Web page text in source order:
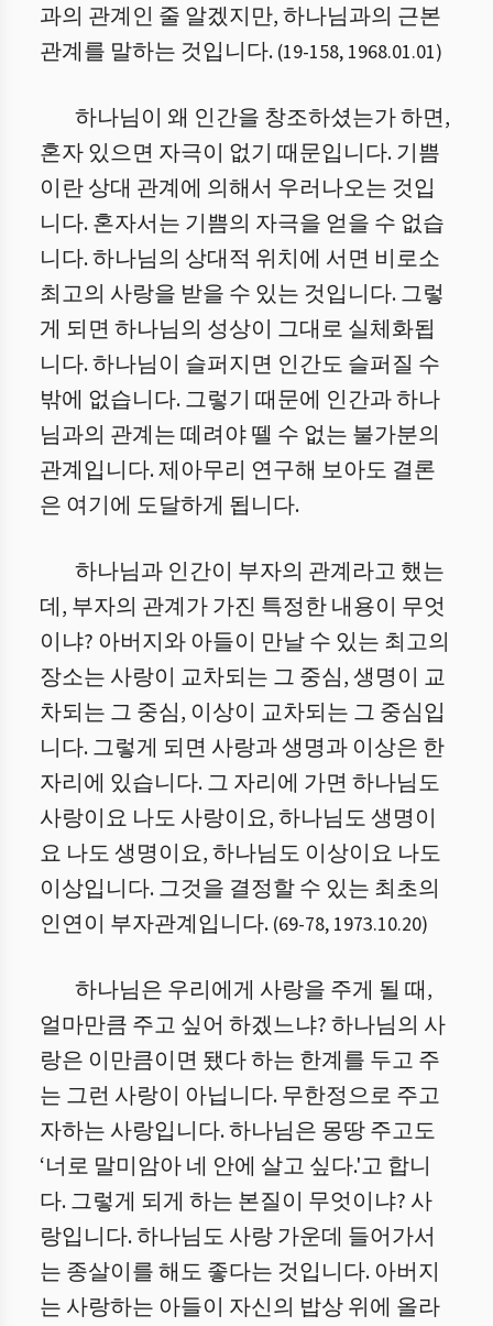
과의 관계인 줄 알겠지만, 하나님과의 근본
관계를 말하는 것입니다. (19-158, 1968.01.01)
하나님이 왜 인간을 창조하셨는가 하면,
혼자 있으면 자극이 없기 때문입니다. 기쁨
이란 상대 관계에 의해서 우러나오는 것입
니다. 혼자서는 기쁨의 자극을 얻을 수 없습
니다. 하나님의 상대적 위치에 서면 비로소
최고의 사랑을 받을 수 있는 것입니다. 그렇
게 되면 하나님의 성상이 그대로 실체화됩
니다. 하나님이 슬퍼지면 인간도 슬퍼질 수
밖에 없습니다. 그렇기 때문에 인간과 하나
님과의 관계는 떼려야 뗄 수 없는 불가분의
관계입니다. 제아무리 연구해 보아도 결론
은 여기에 도달하게 됩니다.
하나님과 인간이 부자의 관계라고 했는
데, 부자의 관계가 가진 특정한 내용이 무엇
이냐? 아버지와 아들이 만날 수 있는 최고의
장소는 사랑이 교차되는 그 중심, 생명이 교
차되는 그 중심, 이상이 교차되는 그 중심입
니다. 그렇게 되면 사랑과 생명과 이상은 한
자리에 있습니다. 그 자리에 가면 하나님도
사랑이요 나도 사랑이요, 하나님도 생명이
요 나도 생명이요, 하나님도 이상이요 나도
이상입니다. 그것을 결정할 수 있는 최초의
인연이 부자관계입니다. (69-78, 1973.10.20)
하나님은 우리에게 사랑을 주게 될 때,
얼마만큼 주고 싶어 하겠느냐? 하나님의 사
랑은 이만큼이면 됐다 하는 한계를 두고 주
는 그런 사랑이 아닙니다. 무한정으로 주고
자하는 사랑입니다. 하나님은 몽땅 주고도
‘너로 말미암아 네 안에 살고 싶다.'고 합니
다. 그렇게 되게 하는 본질이 무엇이냐? 사
랑입니다. 하나님도 사랑 가운데 들어가서
는 종살이를 해도 좋다는 것입니다. 아버지
는 사랑하는 아들이 자신의 밥상 위에 올라